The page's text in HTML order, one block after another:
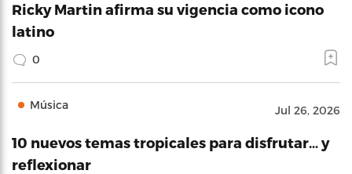
Ricky Martin afirma su vigencia como icono
latino
0
Música Jul 26, 2026
10 nuevos temas tropicales para disfrutar… y
reflexionar